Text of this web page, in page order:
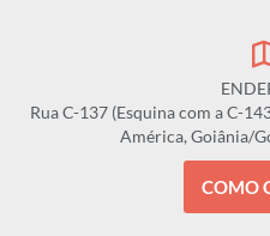
Rua C-137 (Esquina com a C-
América, Goiânia/
COMO